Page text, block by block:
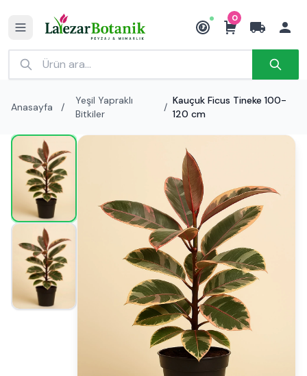
₺
0
Anasayfa /
Yeşil Yapraklı
Bitkiler
/
Kauçuk Ficus Tineke 100-
120 cm